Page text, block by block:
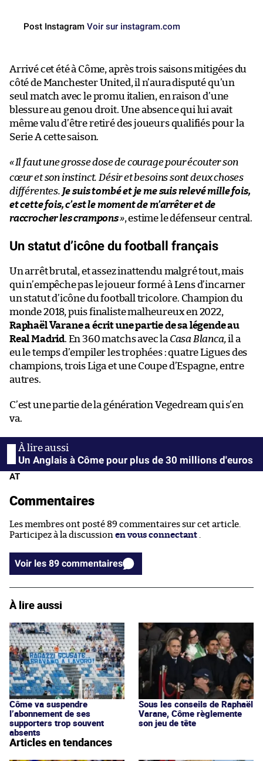
Post Instagram Voir sur instagram.com
Arrivé cet été à Côme, après trois saisons mitigées du
côté de Manchester United, il n’aura disputé qu’un
seul match avec le promu italien, en raison d’une
blessure au genou droit. Une absence qui lui avait
même valu d’être retiré des joueurs qualifiés pour la
Serie A cette saison.
«Il faut une grosse dose de courage pour écouter son
cœur et son instinct. Désir et besoins sont deux choses
différentes. Je suis tombé et je me suis relevé mille fois,
et cette fois, c’est le moment de m’arrêter et de
raccrocher les crampons», estime le défenseur central.
Un statut d’icône du football français
Un arrêt brutal, et assez inattendu malgré tout, mais
qui n’empêche pas le joueur formé à Lens d’incarner
un statut d’icône du football tricolore. Champion du
monde 2018, puis finaliste malheureux en 2022,
Raphaël Varane a écrit une partie de sa légende au
Real Madrid. En 360 matchs avec la Casa Blanca,il a
eu le temps d’empiler les trophées : quatre Ligues des
champions, trois Liga et une Coupe d’Espagne, entre
autres.
C’est une partie de la génération Vegedream qui s’en
va.
Un Anglais à Côme pour plus de 30 millions d'euros
AT
Commentaires
Les membres ont posté 89 commentaires sur cet article.
Participez à la discussion en vous connectant .
Voir les 89 commentaires
À lire aussi
Côme va suspendre
l’abonnement de ses
supporters trop souvent
absents
Sous les conseils de Raphaël
Varane, Côme règlemente
son jeu de tête
Articles en tendances